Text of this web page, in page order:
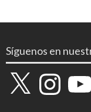
Síguenos en
X Instagram